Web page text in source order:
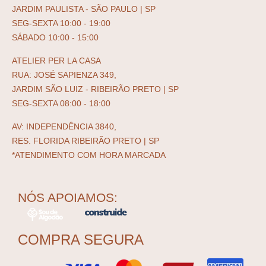
JARDIM PAULISTA - SÃO PAULO | SP
SEG-SEXTA 10:00 - 19:00
SÁBADO 10:00 - 15:00
ATELIER PER LA CASA
RUA: JOSÉ SAPIENZA 349,
JARDIM SÃO LUIZ - RIBEIRÃO PRETO | SP
SEG-SEXTA 08:00 - 18:00
AV: INDEPENDÊNCIA 3840,
RES. FLORIDA RIBEIRÃO PRETO | SP
*ATENDIMENTO COM HORA MARCADA
NÓS APOIAMOS:
COMPRA SEGURA